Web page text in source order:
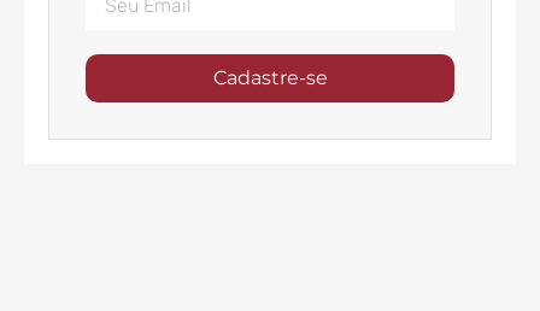
Cadastre-se